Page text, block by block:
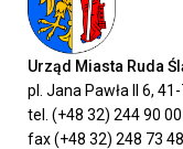
Urząd Miasta Ruda
pl. Jana Pawła II 6,
tel. (+48 32) 244 90 00
fax (+48 32) 248 73 48